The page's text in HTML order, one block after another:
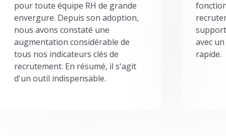
pour toute équipe RH de grande
envergure. Depuis son adoption,
nous avons constaté une
augmentation considérable de
tous nos indicateurs clés de
recrutement. En résumé, il s'agit
d'un outil indispensable.
avec
rapide.